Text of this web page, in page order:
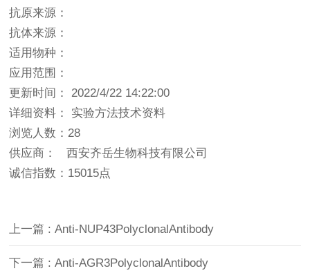
抗原来源：
抗体来源：
适用物种：
应用范围：
更新时间： 2022/4/22 14:22:00
详细资料： 实验方法技术资料
浏览人数：28
供应商： 西安齐岳生物科技有限公司
诚信指数： 15015点
上一篇 : Anti-NUP43PolyclonalAntibody
下一篇 : Anti-AGR3PolyclonalAntibody